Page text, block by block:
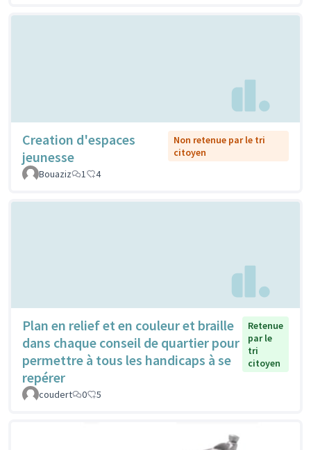
Creation d'espaces
jeunesse
Non retenue par le tri
citoyen
Bouaziz
1 4
Plan en relief et en couleur et braille
dans chaque conseil de quartier pour
permettre à tous les handicaps à se
repérer
Retenue
par le
tri
citoyen
coudert 0 5